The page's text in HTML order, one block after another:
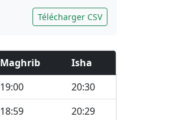
Télécharger CSV
Maghrib
Isha
19:00
20:30
18:59
20:29